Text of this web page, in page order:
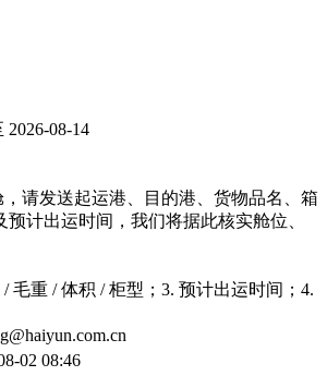
2026-08-14
请发送起运港、目的港、货物品名、箱
计出运时间，我们将据此核实舱位、
毛重 / 体积 / 柜型；3. 预计出运时间；4.
02 08:46